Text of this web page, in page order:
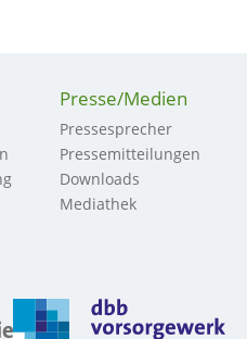
Presse/Medien
Pressesprecher
Pressemitteilungen
Downloads
Mediathek